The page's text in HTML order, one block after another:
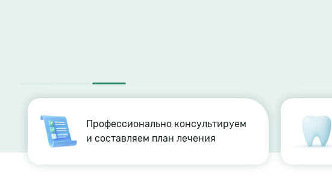
Профессионально консультируем
и составляем план лечения